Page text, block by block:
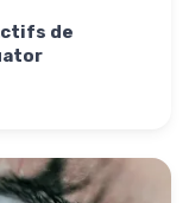
de